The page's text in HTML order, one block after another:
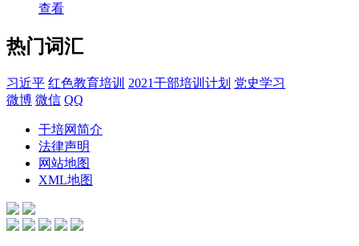
查看
热门词汇
习近平 红色教育培训 2021干部培训计划 党史学习
微博 微信 QQ
干培网简介
法律声明
网站地图
XML地图